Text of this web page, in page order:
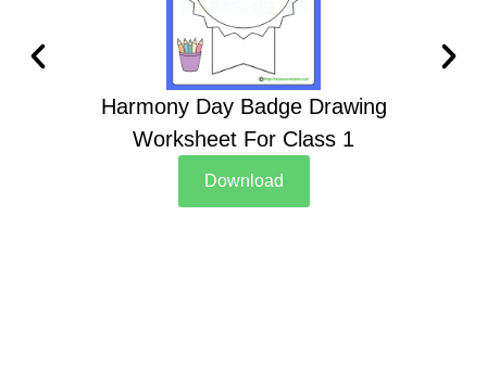
Harmony Day Badge Drawing
Worksheet For Class 1
Download